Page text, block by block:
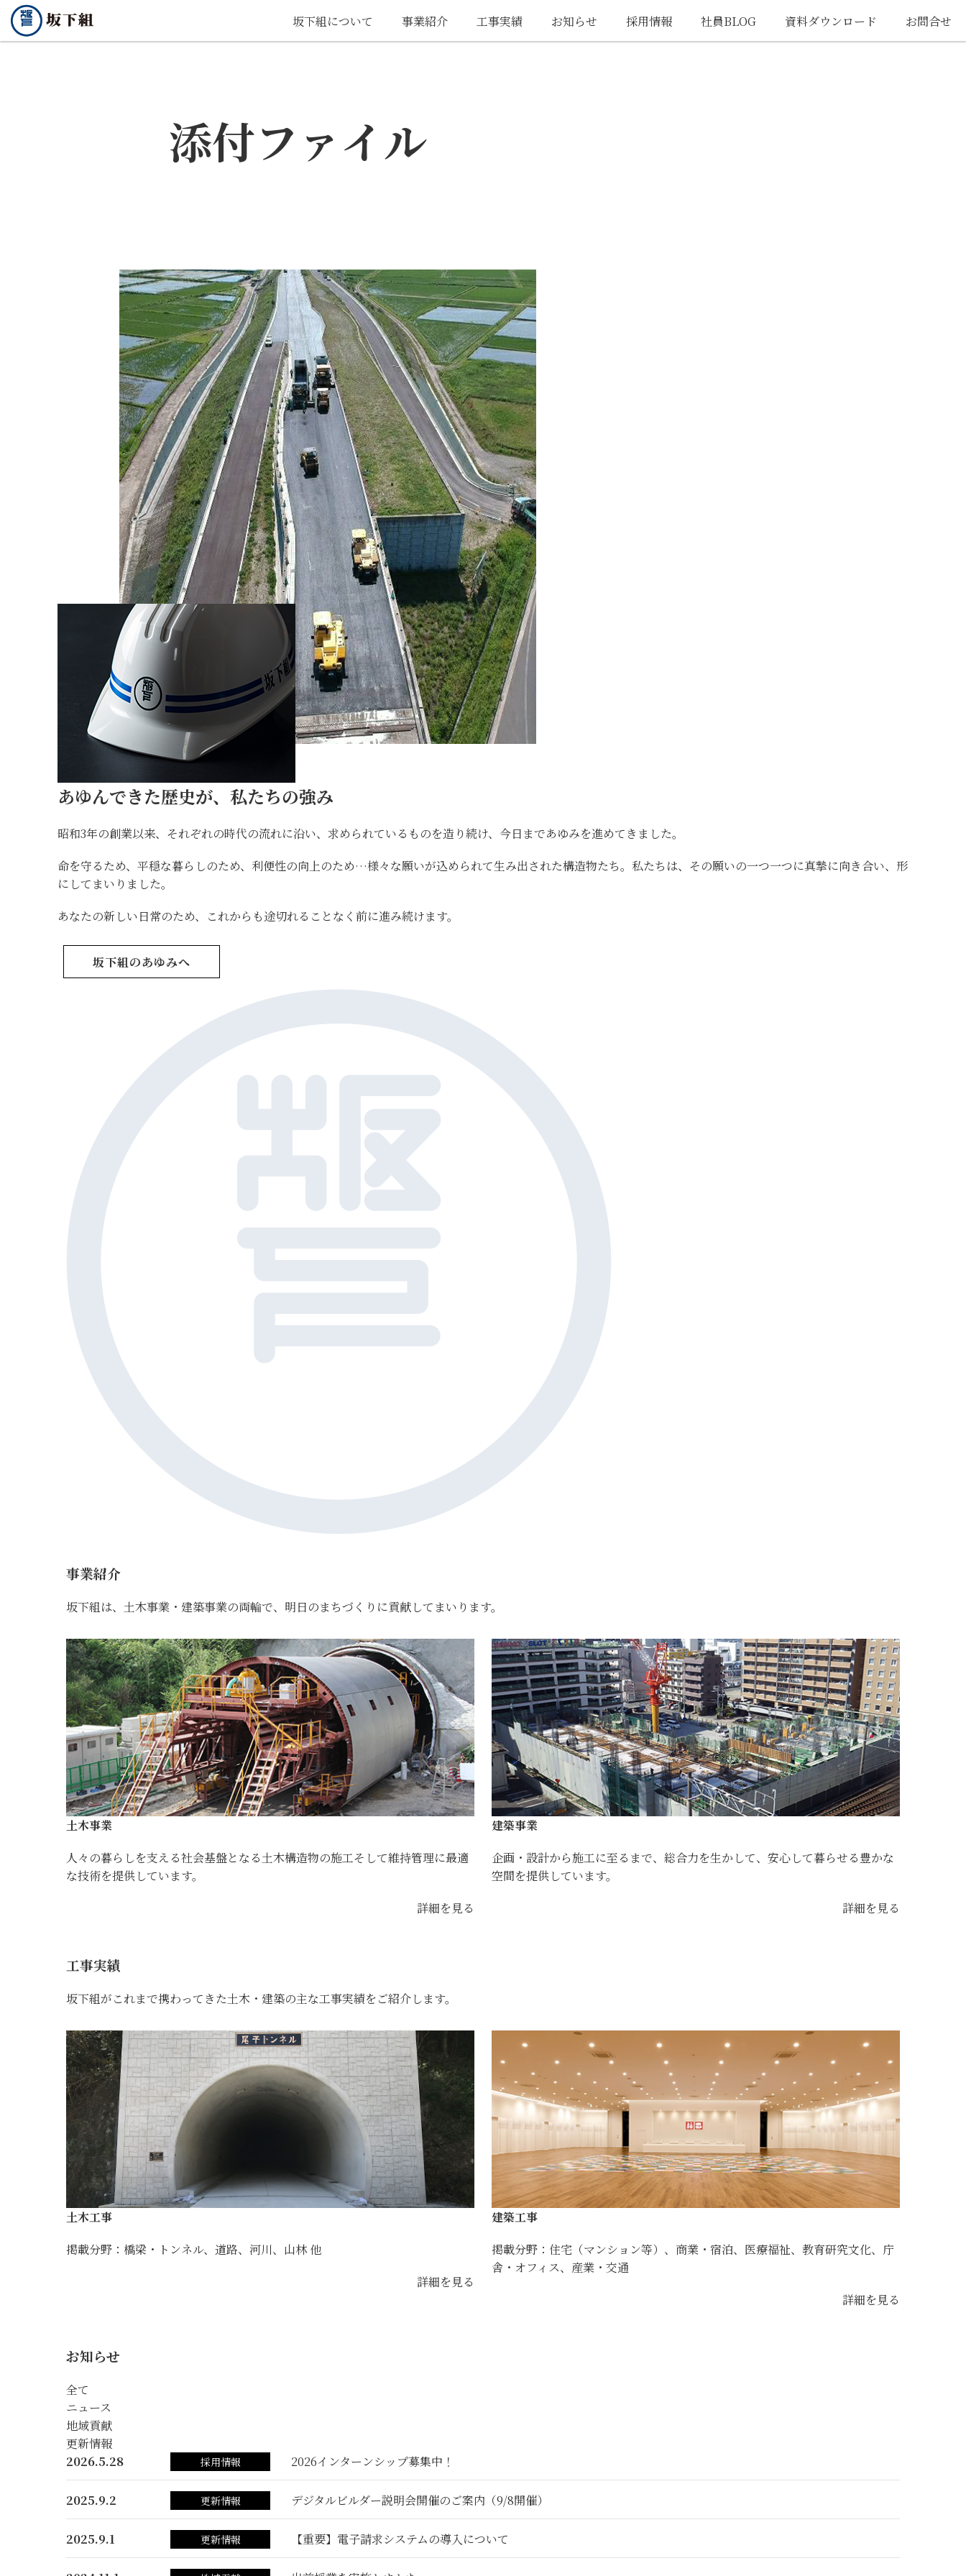
坂下組について 事業紹介 工事実績 お知らせ 採用情報 社員BLOG 資料ダウンロード お問合せ
添付ファイル
あゆんできた歴史が、私たちの強み
昭和3年の創業以来、それぞれの時代の流れに沿い、求められているものを造り続け、今日まであゆみを進めてきました。
命を守るため、平穏な暮らしのため、利便性の向上のため…様々な願いが込められて生み出された構造物たち。私たちは、その願いの一つ一つに真摯に向き合い、形
にしてまいりました。
あなたの新しい日常のため、これからも途切れることなく前に進み続けます。
坂下組のあゆみへ
事業紹介
坂下組は、土木事業・建築事業の両輪で、明日のまちづくりに貢献してまいります。
土木事業
人々の暮らしを支える社会基盤となる土木構造物の施工そして維持管理に最適
な技術を提供しています。
詳細を見る
建築事業
企画・設計から施工に至るまで、総合力を生かして、安心して暮らせる豊かな
空間を提供しています。
詳細を見る
工事実績
坂下組がこれまで携わってきた土木・建築の主な工事実績をご紹介します。
土木工事
掲載分野：橋梁・トンネル、道路、河川、山林 他
詳細を見る
建築工事
掲載分野：住宅（マンション等）、商業・宿泊、医療福祉、教育研究文化、庁
舎・オフィス、産業・交通
詳細を見る
お知らせ
全て
ニュース
地域貢献
更新情報
2026.5.28
採用情報 2026インターンシップ募集中！
2025.9.2 更新情報 デジタルビルダー説明会開催のご案内（9/8開催）
2025.9.1 更新情報 【重要】電子請求システムの導入について